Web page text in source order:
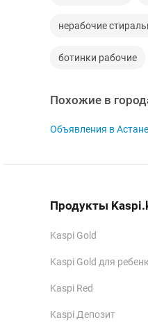
нерабочие
ботинки рабочие
Похожие в
Объявления в Астане
Продукты
Kaspi Gold
Kaspi Gold для
Kaspi Red
Kaspi Депозит